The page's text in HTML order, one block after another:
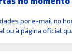
por e-mail no
ou à página oficial